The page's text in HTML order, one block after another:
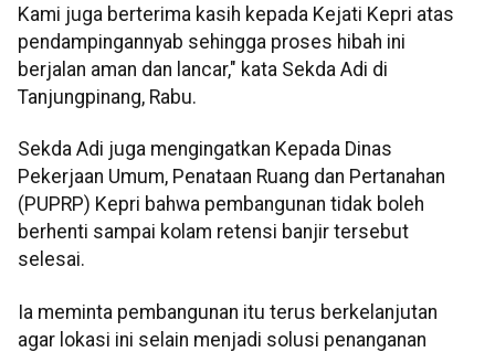
Kami juga berterima kasih kepada Kejati Kepri atas
pendampingannyab sehingga proses hibah ini
berjalan aman dan lancar," kata Sekda Adi di
Tanjungpinang, Rabu.
Sekda Adi juga mengingatkan Kepada Dinas
Pekerjaan Umum, Penataan Ruang dan Pertanahan
(PUPRP) Kepri bahwa pembangunan tidak boleh
berhenti sampai kolam retensi banjir tersebut
selesai.
Ia meminta pembangunan itu terus berkelanjutan
agar lokasi ini selain menjadi solusi penanganan